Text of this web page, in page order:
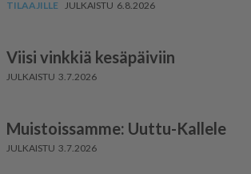
6.8.2026
Viisi vinkkiä kesäpäiviin
3.7.2026
Muistoissamme: Uuttu-Kallele
3.7.2026